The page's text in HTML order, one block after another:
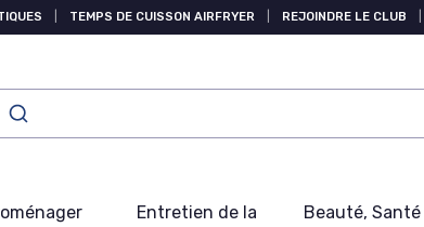
TEMPS DE CUISSON AIRFRYER REJOINDRE LE CLUB
Entretien de la
Beauté,